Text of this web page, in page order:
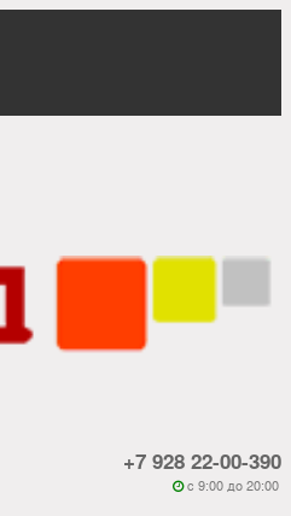
+7 928 22-00-390
 c 9:00 до 20:00